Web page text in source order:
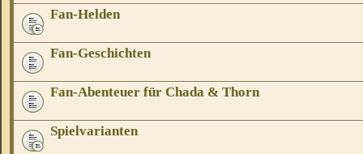
Fan-Helden
Fan-Geschichten
Fan-Abenteuer für Chada & Thorn
Spielvarianten